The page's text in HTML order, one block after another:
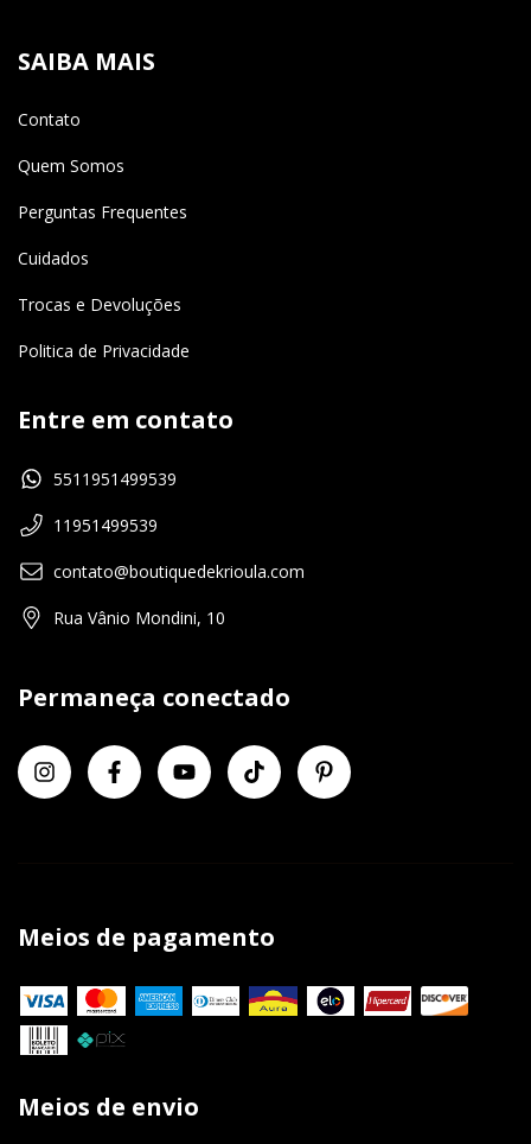
SAIBA MAIS
Contato
Quem Somos
Perguntas Frequentes
Cuidados
Trocas e Devoluções
Politica de Privacidade
Entre em contato
5511951499539
11951499539
contato@boutiquedekrioula.com
Rua Vânio Mondini, 10
Permaneça conectado
Meios de pagamento
Meios de envio